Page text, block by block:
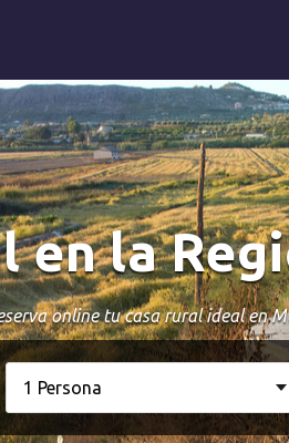
en la
online tu casa rural ideal en